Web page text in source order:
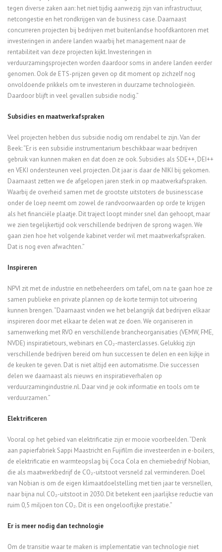
tegen diverse zaken aan: het niet tijdig aanwezig zijn van infrastructuur,
netcongestie en het rondkrijgen van de business case. Daarnaast
concurreren projecten bij bedrijven met buitenlandse hoofdkantoren met
investeringen in andere landen waarbij het management naar de
rentabiliteit van deze projecten kijkt. Investeringen in
verduurzamingsprojecten worden daardoor soms in andere landen eerder
genomen. Ook de ETS-prijzen geven op dit moment op zichzelf nog
onvoldoende prikkels om te investeren in duurzame technologieën.
Daardoor blijft in veel gevallen subsidie nodig.”
Subsidies en maatwerkafspraken
Veel projecten hebben dus subsidie nodig om rendabel te zijn. Van der
Beek: “Er is een subsidie instrumentarium beschikbaar waar bedrijven
gebruik van kunnen maken en dat doen ze ook. Subsidies als SDE++, DEI++
en VEKI ondersteunen veel projecten. Dit jaar is daar de NIKI bij gekomen.
Daarnaast zetten we de afgelopen jaren sterk in op maatwerkafspraken.
Waarbij de overheid samen met de grootste uitstoters de businesscase
onder de loep neemt om zowel de randvoorwaarden op orde te krijgen
als het financiële plaatje. Dit traject loopt minder snel dan gehoopt, maar
we zien tegelijkertijd ook verschillende bedrijven de sprong wagen. We
gaan zien hoe het volgende kabinet verder wil met maatwerkafspraken.
Dat is nog even afwachten.”
Inspireren
NPVI zit met de industrie en netbeheerders om tafel, om na te gaan hoe ze
samen publieke en private plannen op de korte termijn tot uitvoering
kunnen brengen. “Daarnaast vinden we het belangrijk dat bedrijven elkaar
inspireren door met elkaar te delen wat ze doen. We organiseren in
samenwerking met RVO en verschillende brancheorganisaties (VEMW, FME,
NVDE) inspiratietours, webinars en CO₂-masterclasses. Gelukkig zijn
verschillende bedrijven bereid om hun successen te delen en een kijkje in
de keuken te geven. Dat is niet altijd een automatisme. Die successen
delen we daarnaast als nieuws en inspiratieverhalen op
verduurzamingindustrie.nl. Daar vind je ook informatie en tools om te
verduurzamen.”
Elektrificeren
Vooral op het gebied van elektrificatie zijn er mooie voorbeelden. “Denk
aan papierfabriek Sappi Maastricht en Fujifilm die investeerden in e-boilers,
de elektrificatie en warmteopslag bij Coca Cola en chemiebedrijf Nobian,
die als maatwerkbedrijf de CO₂-uitstoot versneld zal verminderen. Doel
van Nobian is om de eigen klimaatdoelstelling met tien jaar te versnellen,
naar bijna nul CO₂-uitstoot in 2030. Dit betekent een jaarlijkse reductie van
ruim 0,5 miljoen ton CO₂. Dit is een ongelooflijke prestatie.”
Er is meer nodig dan technologie
Om de transitie waar te maken is implementatie van technologie niet